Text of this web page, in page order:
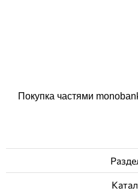
Покупка частями